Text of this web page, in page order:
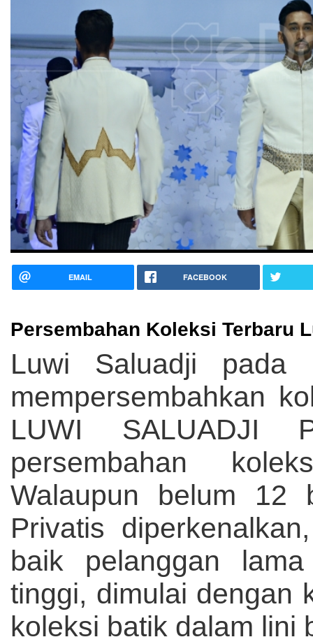
EMAIL FACEBOOK
Persembahan Koleksi Terbaru
Luwi Saluadji pada
mempersembahkan
LUWI SALUADJI
persembahan
Walaupun belum 12
Privatis
baik pelanggan
tinggi, dimulai dengan
koleksi batik dalam lini